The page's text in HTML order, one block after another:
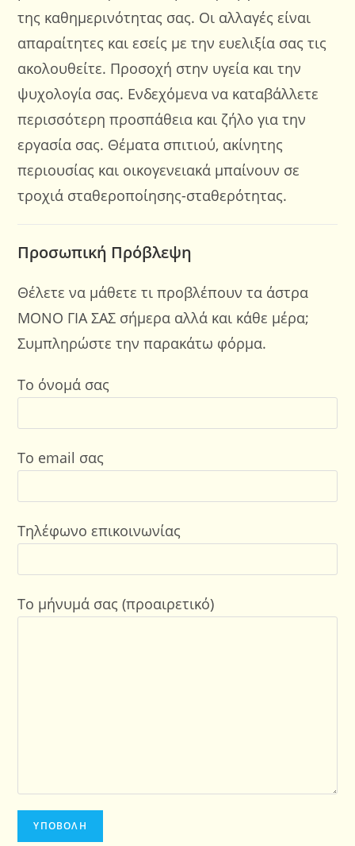
της καθημερινότητας σας. Οι αλλαγές είναι
απαραίτητες και εσείς με την ευελιξία σας τις
ακολουθείτε. Προσοχή στην υγεία και την
ψυχολογία σας. Ενδεχόμενα να καταβάλλετε
περισσότερη προσπάθεια και ζήλο για την
εργασία σας. Θέματα σπιτιού, ακίνητης
περιουσίας και οικογενειακά μπαίνουν σε
τροχιά σταθεροποίησης-σταθερότητας.
Προσωπική Πρόβλεψη
Θέλετε να μάθετε τι προβλέπουν τα άστρα
ΜΟΝΟ ΓΙΑ ΣΑΣ σήμερα αλλά και κάθε μέρα;
Συμπληρώστε την παρακάτω φόρμα.
Το όνομά σας
Το email σας
Τηλέφωνο επικοινωνίας
Το μήνυμά σας (προαιρετικό)